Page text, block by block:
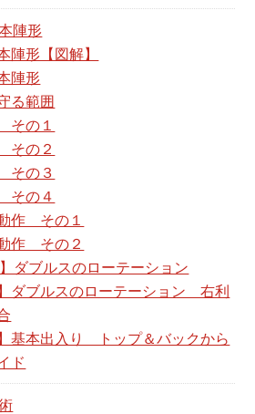
陣形
陣形【図解】
陣形
る範囲
その１
その２
その３
その４
作 その１
作 その２
ダブルスのローテーション
ダブルスのローテーション 右利
基本出入り トップ＆バックから
ド